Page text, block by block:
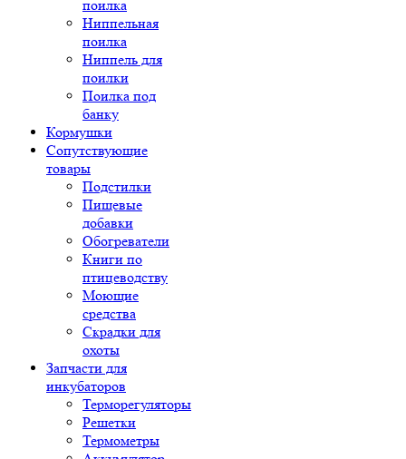
поилка
Ниппельная
поилка
Ниппель для
поилки
Поилка под
банку
Кормушки
Сопутствующие
товары
Подстилки
Пищевые
добавки
Обогреватели
Книги по
птицеводству
Моющие
средства
Скрадки для
охоты
Запчасти для
инкубаторов
Терморегуляторы
Решетки
Термометры